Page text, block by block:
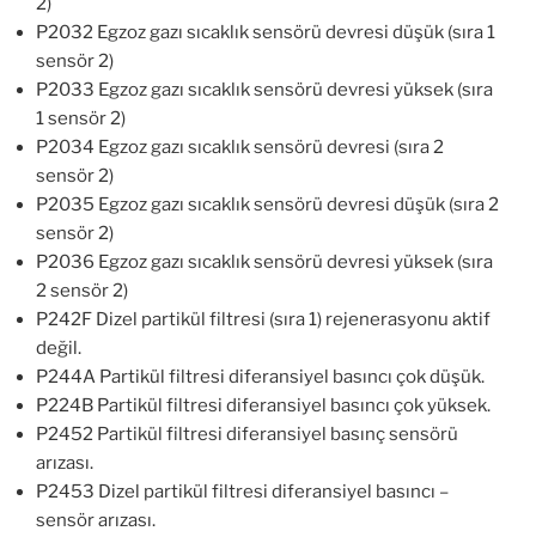
P2032 Egzoz gazı sıcaklık sensörü devresi düşük (sıra 1
sensör 2)
P2033 Egzoz gazı sıcaklık sensörü devresi yüksek (sıra
1 sensör 2)
P2034 Egzoz gazı sıcaklık sensörü devresi (sıra 2
sensör 2)
P2035 Egzoz gazı sıcaklık sensörü devresi düşük (sıra 2
sensör 2)
P2036 Egzoz gazı sıcaklık sensörü devresi yüksek (sıra
2 sensör 2)
P242F Dizel partikül filtresi (sıra 1) rejenerasyonu aktif
değil.
P244A Partikül filtresi diferansiyel basıncı çok düşük.
P224B Partikül filtresi diferansiyel basıncı çok yüksek.
P2452 Partikül filtresi diferansiyel basınç sensörü
arızası.
P2453 Dizel partikül filtresi diferansiyel basıncı –
sensör arızası.